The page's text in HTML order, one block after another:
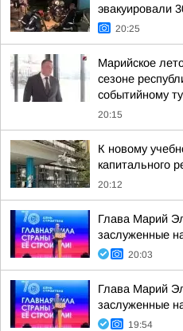
эвакуировали
20:25
Марийское
сезоне
событийному
20:15
К новому
капитального
20:12
Глава Марий
заслуженные
20:03
Глава Марий
заслуженные
19:54